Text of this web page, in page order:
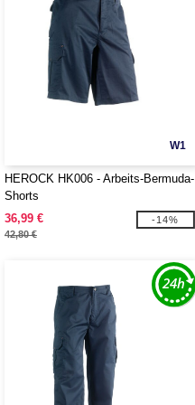
W1
HEROCK HK006 - Arbeits-Bermuda-
Shorts
36,99 €
42,80 €
-14%